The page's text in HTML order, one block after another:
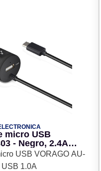
micro USB
- Negro, 2.4A
USB VORAGO AU-
1.0A